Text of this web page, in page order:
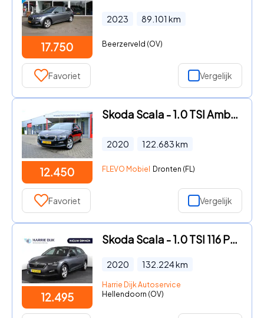
17.750
2023 89.101 km
Beerzerveld (OV)
Favoriet Vergelijk
12.450
Skoda Scala - 1.0 TSI Ambition CarPlay|Clima|LMV|LED
2020 122.683km
FLEVO Mobiel Dronten (FL)
Favoriet Vergelijk
12.495
Skoda Scala - 1.0 TSI 116 PK Ambition Org. NL | Cruise | PDC | App. Connec
2020 132.224km
Harrie Dijk Autoservice
Hellendoorn (OV)